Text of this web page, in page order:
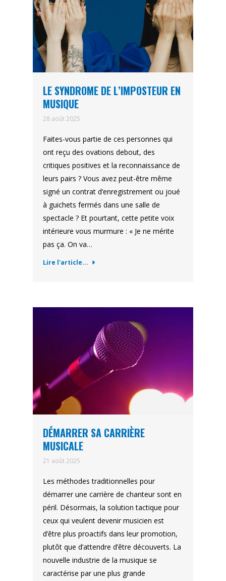
LE SYNDROME DE L’IMPOSTEUR EN
MUSIQUE
28 août 2025
Faites-vous partie de ces personnes qui
ont reçu des ovations debout, des
critiques positives et la reconnaissance de
leurs pairs ? Vous avez peut-être même
signé un contrat d’enregistrement ou joué
à guichets fermés dans une salle de
spectacle ? Et pourtant, cette petite voix
intérieure vous murmure : « Je ne mérite
pas ça. On va…
Lire l'article...
DÉMARRER SA CARRIÈRE
MUSICALE
21 août 2025
Les méthodes traditionnelles pour
démarrer une carrière de chanteur sont en
péril. Désormais, la solution tactique pour
ceux qui veulent devenir musicien est
d’être plus proactifs dans leur promotion,
plutôt que d’attendre d’être découverts. La
nouvelle industrie de la musique se
caractérise par une plus grande